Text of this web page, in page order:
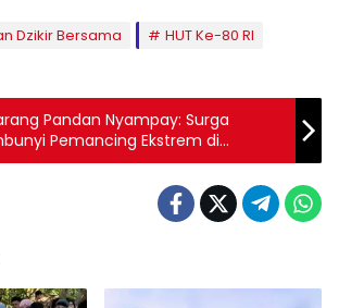
Dzikir Bersama
HUT Ke-80 RI
Pandan Nyampay: Surga
Pemancing Ekstrem di